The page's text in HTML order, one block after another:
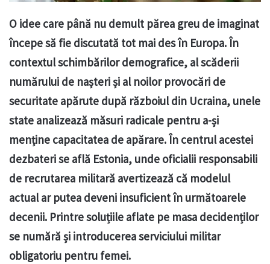
O idee care până nu demult părea greu de imaginat
începe să fie discutată tot mai des în Europa. În
contextul schimbărilor demografice, al scăderii
numărului de nașteri și al noilor provocări de
securitate apărute după războiul din Ucraina, unele
state analizează măsuri radicale pentru a-și
menține capacitatea de apărare. În centrul acestei
dezbateri se află Estonia, unde oficialii responsabili
de recrutarea militară avertizează că modelul
actual ar putea deveni insuficient în următoarele
decenii. Printre soluțiile aflate pe masa decidenților
se numără și introducerea serviciului militar
obligatoriu pentru femei.